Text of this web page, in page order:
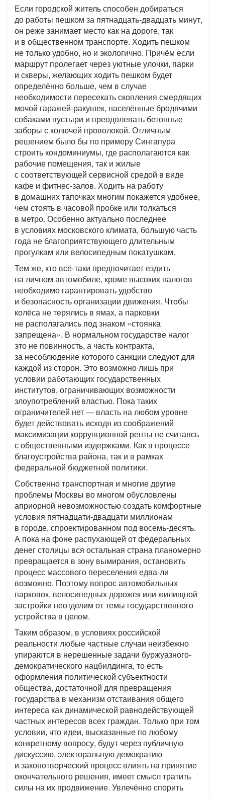
Если городской житель способен добираться
до работы пешком за пятнадцать-двадцать минут,
он реже занимает место как на дороге, так
и в общественном транспорте. Ходить пешком
не только удобно, но и экологично. Причём если
маршрут пролегает через уютные улочки, парки
и скверы, желающих ходить пешком будет
определённо больше, чем в случае
необходимости пересекать скопления смердящих
мочой гаражей-ракушек, населённые бродячими
собаками пустыри и преодолевать бетонные
заборы с колючей проволокой. Отличным
решением было бы по примеру Сингапура
строить кондоминиумы, где располагаются как
рабочие помещения, так и жилые
с соответствующей сервисной средой в виде
кафе и фитнес-залов. Ходить на работу
в домашних тапочках многим покажется удобнее,
чем стоять в часовой пробке или толкаться
в метро. Особенно актуально последнее
в условиях московского климата, большую часть
года не благоприятствующего длительным
прогулкам или велосипедным покатушкам.
Тем же, кто всё-таки предпочитает ездить
на личном автомобиле, кроме высоких налогов
необходимо гарантировать удобство
и безопасность организации движения. Чтобы
колёса не терялись в ямах, а парковки
не располагались под знаком «стоянка
запрещена». В нормальном государстве налог
это не повинность, а часть контракта,
за несоблюдение которого санкции следуют для
каждой из сторон. Это возможно лишь при
условии работающих государственных
институтов, ограничивающих возможности
злоупотреблений властью. Пока таких
ограничителей нет — власть на любом уровне
будет действовать исходя из соображений
максимизации коррупционной ренты не считаясь
с общественными издержками. Как в процессе
благоустройства района, так и в рамках
федеральной бюджетной политики.
Собственно транспортная и многие другие
проблемы Москвы во многом обусловлены
априорной невозможностью создать комфортные
условия пятнадцати-двадцати миллионам
в городе, спроектированном под восемь-десять.
А пока на фоне распухающей от федеральных
денег столицы вся остальная страна планомерно
превращается в зону вымирания, остановить
процесс массового переселения едва-ли
возможно. Поэтому вопрос автомобильных
парковок, велосипедных дорожек или жилищной
застройки неотделим от темы государственного
устройства в целом.
Таким образом, в условиях российской
реальности любые частные случаи неизбежно
упираются в нерешенные задачи буржуазного-
демократического нацбилдинга, то есть
оформления политической субъектности
общества, достаточной для превращения
государства в механизм отстаивания общего
интереса как динамической равнодействующей
частных интересов всех граждан. Только при том
условии, что идеи, высказанные по любому
конкретному вопросу, будут через публичную
дискуссию, электоральную демократию
и законотворческий процесс влиять на принятие
окончательного решения, имеет смысл тратить
силы на их продвижение. Увлечённо спорить